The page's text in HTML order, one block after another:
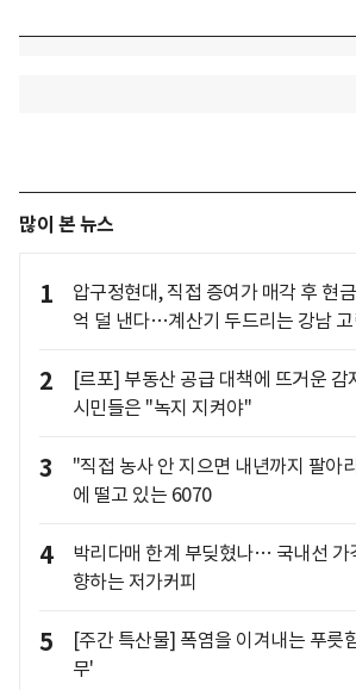
많이 본 뉴스
1
압구정현대, 직접 증여가 매각 후 현
억 덜 낸다…계산기 두드리는 강남
2
[르포] 부동산 공급 대책에 뜨거운
시민들은 "녹지 지켜야"
3
"직접 농사 안 지으면 내년까지 팔
에 떨고 있는 6070
4
박리다매 한계 부딪혔나… 국내선 가
향하는 저가커피
5
[주간 특산물] 폭염을 이겨내는 푸릇
무'